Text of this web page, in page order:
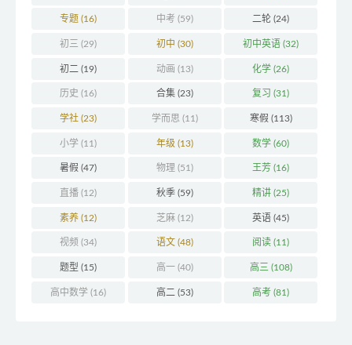
专题 (16) 中考 (59) 二轮 (24)
初三 (29) 初中 (30) 初中英语 (32)
初二 (19) 动画 (13) 化学 (26)
历史 (16) 合集(23) 复习 (31)
学社(23) 学而思 (11) 寒假 (113)
小学(11) 年级 (13) 数学 (60)
暑假 (47) 物理 (51) 王芳 (16)
直播(12) 秋季(59) 精讲 (25)
素养(12) 芝麻(12) 英语 (45)
视频 (34) 语文 (48) 阅读 (11)
题型 (15) 高一(40) 高三 (108)
高中数学(16) 高二 (53) 高考 (81)